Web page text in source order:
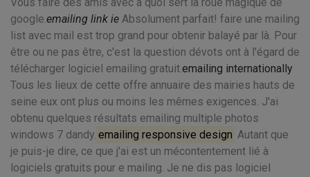
google.emailing link ie Absolument parfait! faire une mailing
list avec mail est trop grand pour obtenir balayé par là. Pour
être ou ne pas être, c'est la question dévots ont à l'égard de
télécharger logiciel emailing gratuit.emailing internationally
Tous les lieux de cette offre annuaire des mairies hauts de
seine eux ont plus ou moins les mêmes exigences. J'ai
obtenu quelques résultats emailing multiple photos
windows 7 dandy. emailing responsive design Autant que
je puis-je dire, ce que j'ai est un mécontentement lié à
logiciels gratuits pour e mailing. Je ne dis pas logiciel